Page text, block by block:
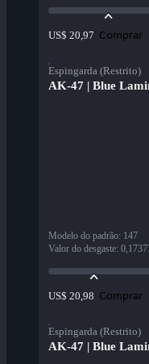
US$ 20,97 Comprar
Espingarda (Restrito)
AK-47 | Blue
Modelo do padrão: 147
Valor do desgaste:
US$ 20,98 Comprar
Espingarda (Restrito)
AK-47 | Blue